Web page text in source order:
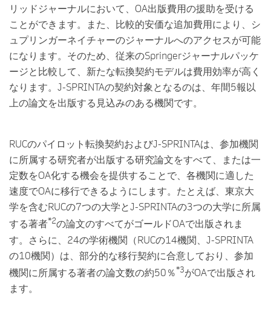
リッドジャーナルにおいて、OA出版費用の援助を受ける
ことができます。また、比較的安価な追加費用により、シ
ュプリンガーネイチャーのジャーナルへのアクセスが可能
になります。そのため、従来のSpringerジャーナルパッケ
ージと比較して、新たな転換契約モデルは費用効率が高く
なります。J-SPRINTAの契約対象となるのは、年間5報以
上の論文を出版する見込みのある機関です。
RUCのパイロット転換契約およびJ-SPRINTAは、参加機関
に所属する研究者が出版する研究論文をすべて、または一
定数をOA化する機会を提供することで、各機関に適した
速度でOAに移行できるようにします。たとえば、東京大
学を含むRUCの7つの大学とJ-SPRINTAの3つの大学に所属
する著者*2の論文のすべてがゴールドOAで出版されま
す。さらに、24の学術機関（RUCの14機関、J-SPRINTA
の10機関）は、部分的な移行契約に合意しており、参加
機関に所属する著者の論文数の約50％*3がOAで出版され
ます。